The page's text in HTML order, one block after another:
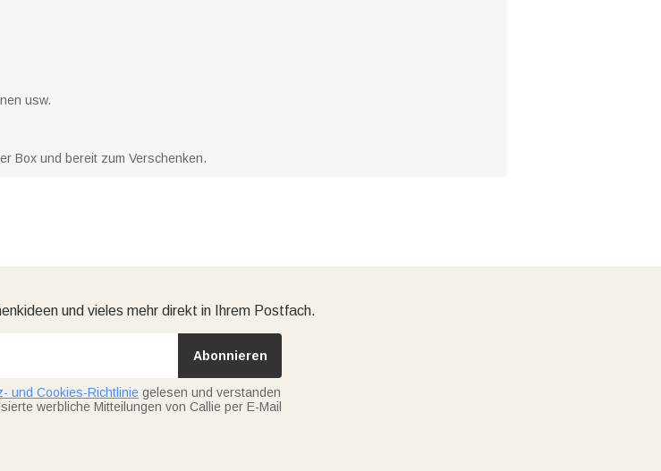
usw.
Box und bereit zum Verschenken.
und vieles mehr direkt in Ihrem Postfach.
Abonnieren
und Cookies-Richtlinie gelesen und verstanden
werbliche Mitteilungen von Callie per E-Mail